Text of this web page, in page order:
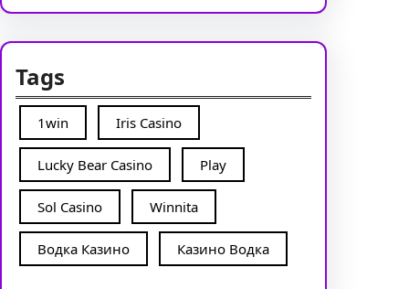
Tags
1win Iris Casino
Lucky Bear Casino Play
Sol Casino Winnita
Водка Казино Казино Водка